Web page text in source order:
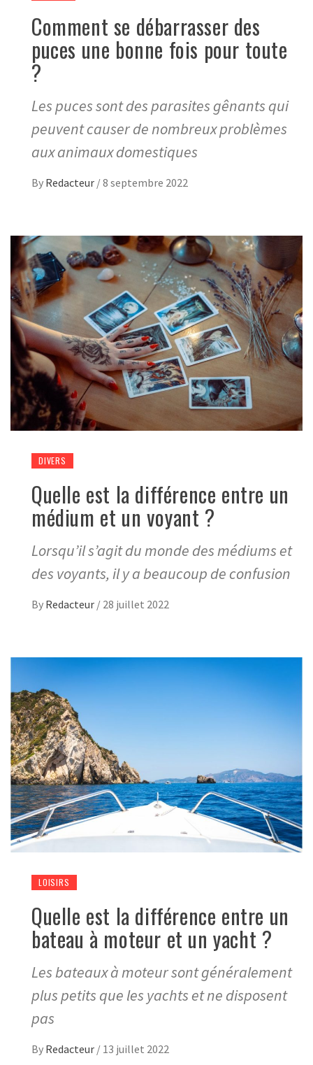
Comment se débarrasser des
puces une bonne fois pour toute
?
Les puces sont des parasites gênants qui
peuvent causer de nombreux problèmes
aux animaux domestiques
By Redacteur /8 septembre 2022
DIVERS
Quelle est la différence entre un
médium et un voyant ?
Lorsqu’il s’agit du monde des médiums et
des voyants, il y a beaucoup de confusion
By Redacteur / 28 juillet 2022
LOISIRS
Quelle est la différence entre un
bateau à moteur et un yacht ?
Les bateaux à moteur sont généralement
plus petits que les yachts et ne disposent
pas
By Redacteur / 13 juillet 2022